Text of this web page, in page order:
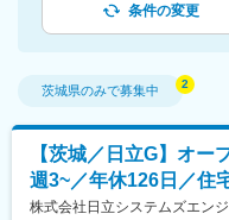
条件の変更
茨城県のみで募集中
【茨城／日立G】オ
週3~／年休126日／住
株式会社日立システムズエン